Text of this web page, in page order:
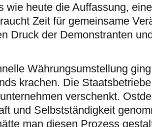
wie heute die Auffassung,
Zeit für gemeinsame
Druck der Demonstranten
Währungsumstellung
krachen. Die
verschenkt.
und Selbstständigkeit
man diesen Prozess